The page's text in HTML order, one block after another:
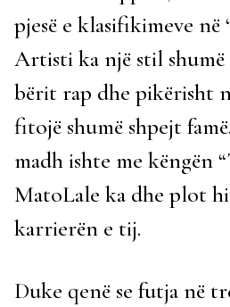
pjesë e klasifikimeve në
Artisti ka një stil shumë
bërit rap dhe pikërisht
fitojë shumë shpejt
madh ishte me këngën
MatoLale ka dhe plot
karrierën e tij.
Duke qenë se futja në